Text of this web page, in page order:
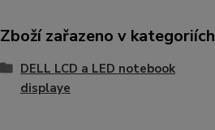
Zboží zařazeno v kategoriích
DELL LCD a LED notebook
displaye